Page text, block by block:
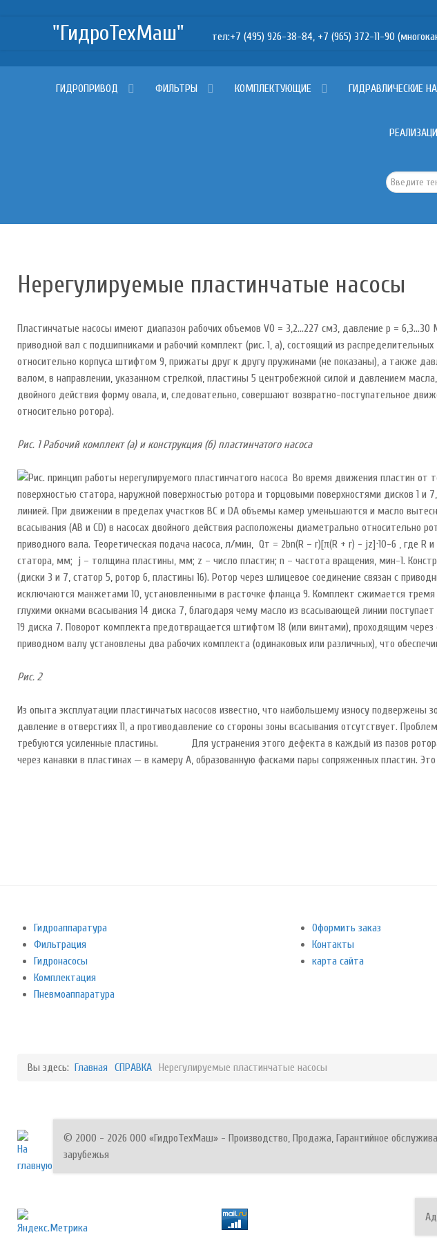
"ГидроТехМаш" тел:+7 (495) 926-38-84, +7 (965) 372-11-90
ГИДРОПРИВОД ФИЛЬТРЫ КОМПЛЕКТУЮЩИЕ ГИДРАВЛИЧЕСКИЕ
Искать...
Нерегулируемые пластинчатые насосы
Пластинчатые насосы имеют диапазон рабочих объемов V0 = 3,2…227 см3, давление р =
приводной вал с подшипниками и рабочий комплект (рис. 1, а), состоящий из
относительно корпуса штифтом 9, прижаты друг к другу пружинами (не показаны), а также
валом, в направлении, указанном стрелкой, пластины 5 центробежной силой и давлением
двойного действия форму овала, и, следовательно, совершают возвратно-поступательное
относительно ротора).
Рис. 1 Рабочий комплект (а) и конструкция (б) пластинчатого насоса
Во время движения пластин от
поверхностью статора, наружной поверхностью ротора и торцовыми поверхностями дисков 1
линией. При движении в пределах участков ВС и DA объемы камер уменьшаются и масло
всасывания (АВ и CD) в насосах двойного действия расположены диаметрально
приводного вала. Теоретическая подача насоса, л/мин, Qт = 2bn(R – r)[π(R + r) - jz]·10-6 , где
статора, мм; j – толщина пластины, мм; z – число пластин; n – частота вращения, мин-1.
(диски 3 и 7, статор 5, ротор 6, пластины 16). Ротор через шлицевое соединение связан с
исключаются манжетами 10, установленными в расточке фланца 9. Комплект сжимается
глухими окнами всасывания 14 диска 7, благодаря чему масло из всасывающей линии
19 диска 7. Поворот комплекта предотвращается штифтом 18 (или винтами), проходящим
приводном валу установлены два рабочих комплекта (одинаковых или различных), что
Рис. 2
Из опыта эксплуатации пластинчатых насосов известно, что наибольшему износу подвержены
давление в отверстиях 11, а противодавление со стороны зоны всасывания отсутствует.
требуются усиленные пластины. Для устранения этого дефекта в каждый из пазов ротора
через канавки в пластинах — в камеру А, образованную фасками пары сопряженных пластин.
Гидроаппаратура
Фильтрация
Гидронасосы
Комплектация
Пневмоаппаратура
Оформить заказ
Контакты
карта сайта
Вы здесь: Главная СПРАВКА Нерегулируемые пластинчатые насосы
© 2000 - 2026 ООО «ГидроТехМаш» - Производство, Продажа, Гарантийное
зарубежья